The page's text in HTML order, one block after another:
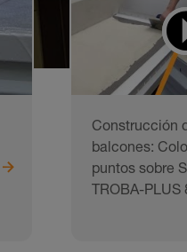
Construcción
balcones:
puntos sobre
TROBA-PLUS